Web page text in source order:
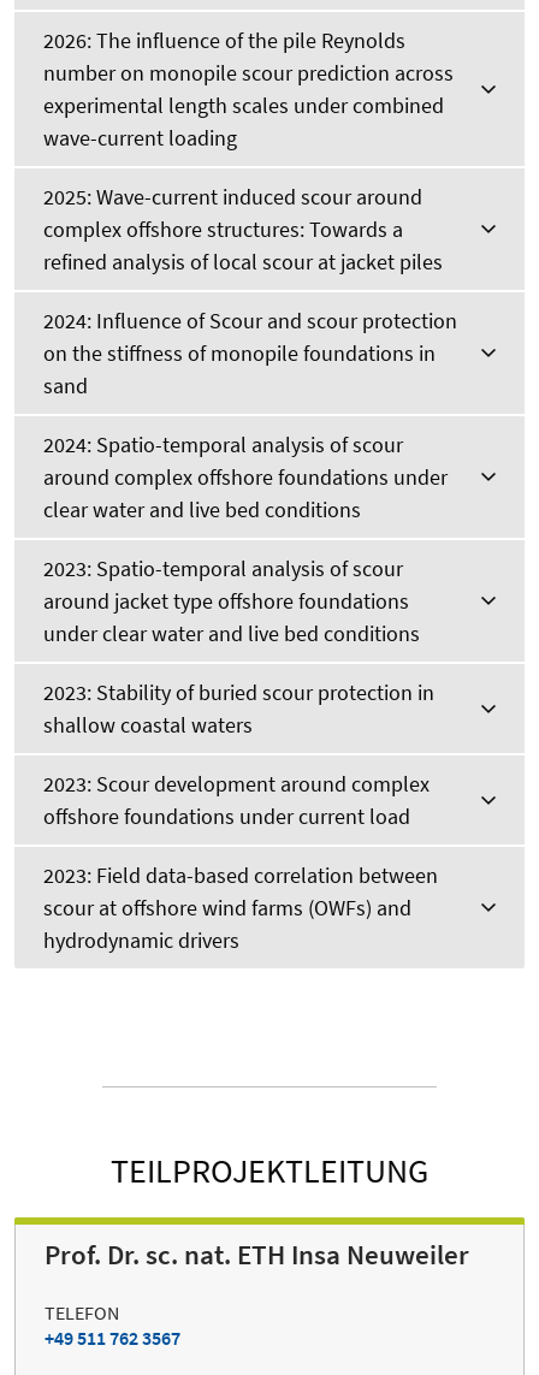
2026: The influence of the pile Reynolds
number on monopile scour prediction across
experimental length scales under combined
wave-current loading
2025: Wave-current induced scour around
complex offshore structures: Towards a
refined analysis of local scour at jacket piles
2024: Influence of Scour and scour protection
on the stiffness of monopile foundations in
sand
2024: Spatio-temporal analysis of scour
around complex offshore foundations under
clear water and live bed conditions
2023: Spatio-temporal analysis of scour
around jacket type offshore foundations
under clear water and live bed conditions
2023: Stability of buried scour protection in
shallow coastal waters
2023: Scour development around complex
offshore foundations under current load
2023: Field data-based correlation between
scour at offshore wind farms (OWFs) and
hydrodynamic drivers
TEILPROJEKTLEITUNG
Prof. Dr. sc. nat. ETH Insa Neuweiler
TELEFON
+49 511 762 3567